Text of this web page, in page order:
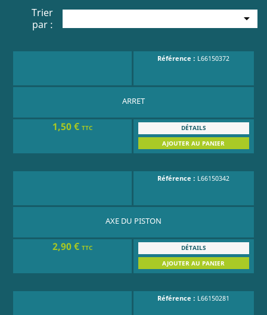
Trier
par :

Référence : L66150372
ARRET
1,50 €TTC
DÉTAILS
AJOUTER AU PANIER
Référence : L66150342
AXE DU PISTON
2,90 €TTC
DÉTAILS
AJOUTER AU PANIER
Référence : L66150281